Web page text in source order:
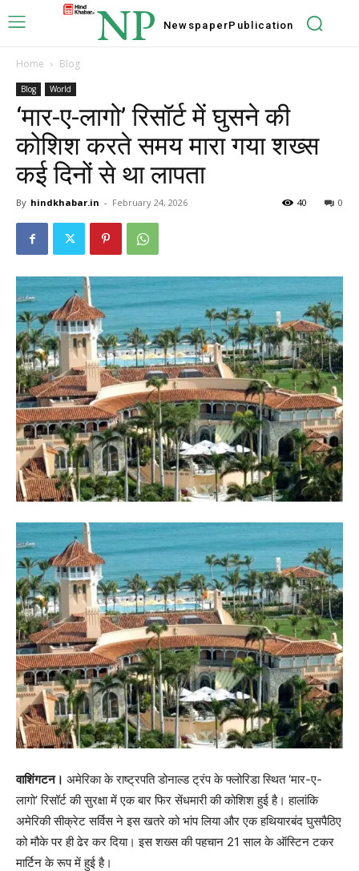
NP NewspaperPublication
Home Blog
Blog World
‘मार-ए-लागो’ रिसॉर्ट में घुसने की
कोशिश करते समय मारा गया शख्स
कई दिनों से था लापता
By hindkhabar.in - February 24, 2026 0
40
वाशिंगटन। अमेरिका के राष्ट्रपति डोनाल्ड ट्रंप के फ्लोरिडा स्थित ‘मार-ए-
लागो’ रिसॉर्ट की सुरक्षा में एक बार फिर सेंधमारी की कोशिश हुई है। हालांकि
अमेरिकी सीक्रेट सर्विस ने इस खतरे को भांप लिया और एक हथियारबंद घुसपैठिए
को मौके पर ही ढेर कर दिया। इस शख्स की पहचान 21 साल के ऑस्टिन टकर
मार्टिन के रूप में हुई है।